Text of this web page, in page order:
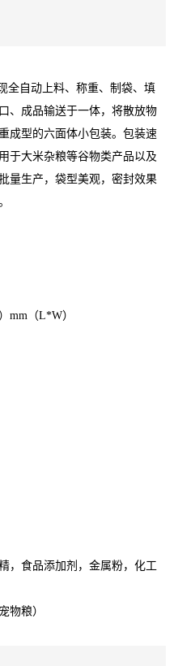
全自动上料、称重、制袋、填
、成品输送于一体，将散放物
成型的六面体小包装。包装速
于大米杂粮等谷物类产品以及
量生产，袋型美观，密封效果
mm（L*W）
，食品添加剂，金属粉，化工
物粮）